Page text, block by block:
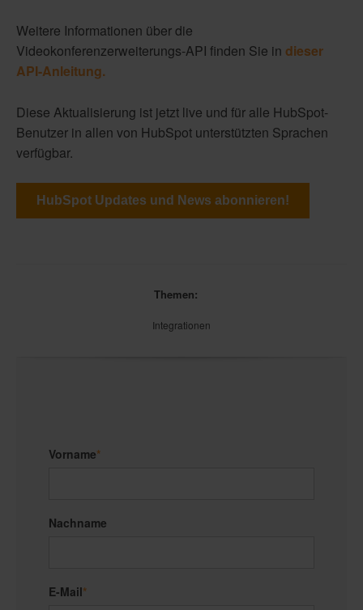
Weitere Informationen über die
Videokonferenzerweiterungs-API finden Sie in dieser
API-Anleitung.
Diese Aktualisierung ist jetzt live und für alle HubSpot-
Benutzer in allen von HubSpot unterstützten Sprachen
verfügbar.
HubSpot Updates und News abonnieren!
Themen:
Integrationen
Vorname*
Nachname
E-Mail*